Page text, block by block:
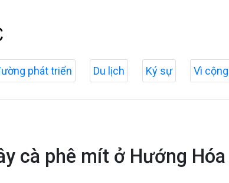
phát triển Du lịch Ký sự Vì
cà phê mít ở Hướng Hóa